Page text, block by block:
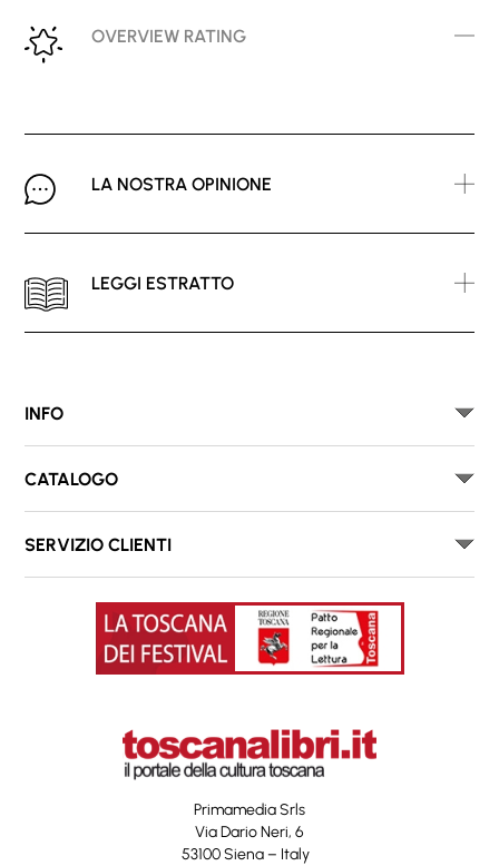
OVERVIEW RATING
LA NOSTRA OPINIONE
LEGGI ESTRATTO
INFO
CATALOGO
SERVIZIO CLIENTI
Primamedia Srls
Via Dario Neri, 6
53100 Siena – Italy